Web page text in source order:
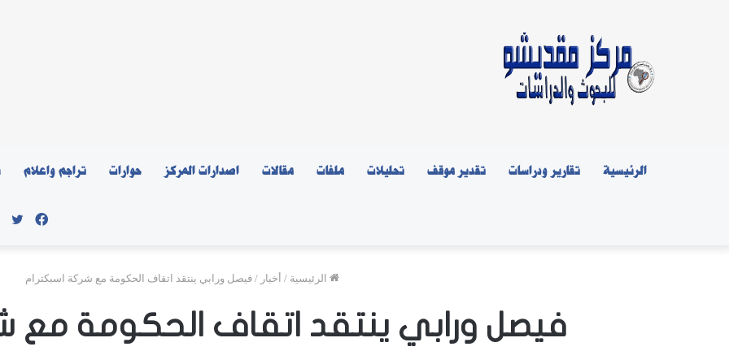
الرئيسية تقارير ودراسات تقدير موقف تحليلات ملفات مقالات اصدارات المركز حوارات تراجم واعلام
الرئيسية / أخبار / فيصل ورابي ينتقد اتقاف الحكومة مع شركة اسبكترام
فيصل ورابي ينتقد اتقاف الحكومة مع